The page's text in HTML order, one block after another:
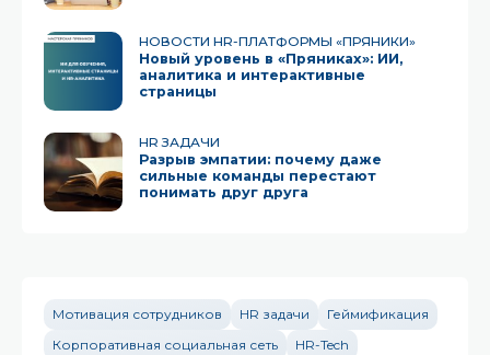
НОВОСТИ HR-ПЛАТФОРМЫ «ПРЯНИКИ»
Новый уровень в «Пряниках»: ИИ,
аналитика и интерактивные
страницы
HR ЗАДАЧИ
Разрыв эмпатии: почему даже
сильные команды перестают
понимать друг друга
Мотивация сотрудников HR задачи
Геймификация
Корпоративная социальная сеть
HR-Tech